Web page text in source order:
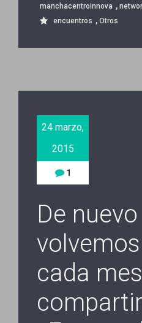
manchacentroinnova ,
encuentros , Otros
24 marzo,
2015
1
De nuevo
cada